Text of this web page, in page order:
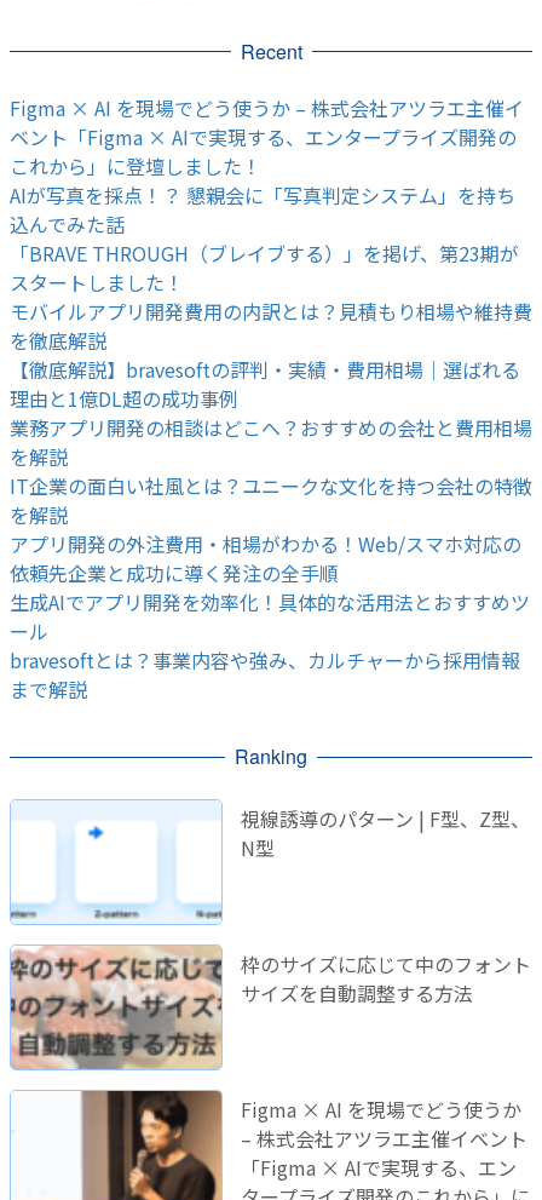
Recent
Figma × AI を現場でどう使うか – 株式会社アツラエ主催イ
ベント「Figma × AIで実現する、エンタープライズ開発の
これから」に登壇しました！
AIが写真を採点！？ 懇親会に「写真判定システム」を持ち
込んでみた話
「BRAVE THROUGH（ブレイブする）」を掲げ、第23期が
スタートしました！
モバイルアプリ開発費用の内訳とは？見積もり相場や維持費
を徹底解説
【徹底解説】bravesoftの評判・実績・費用相場｜選ばれる
理由と1億DL超の成功事例
業務アプリ開発の相談はどこへ？おすすめの会社と費用相場
を解説
IT企業の面白い社風とは？ユニークな文化を持つ会社の特徴
を解説
アプリ開発の外注費用・相場がわかる！Web/スマホ対応の
依頼先企業と成功に導く発注の全手順
生成AIでアプリ開発を効率化！具体的な活用法とおすすめツ
ール
bravesoftとは？事業内容や強み、カルチャーから採用情報
まで解説
Ranking
視線誘導のパターン | F型、Z型、
N型
枠のサイズに応じて中のフォント
サイズを自動調整する方法
Figma × AI を現場でどう使うか
– 株式会社アツラエ主催イベント
「Figma × AIで実現する、エン